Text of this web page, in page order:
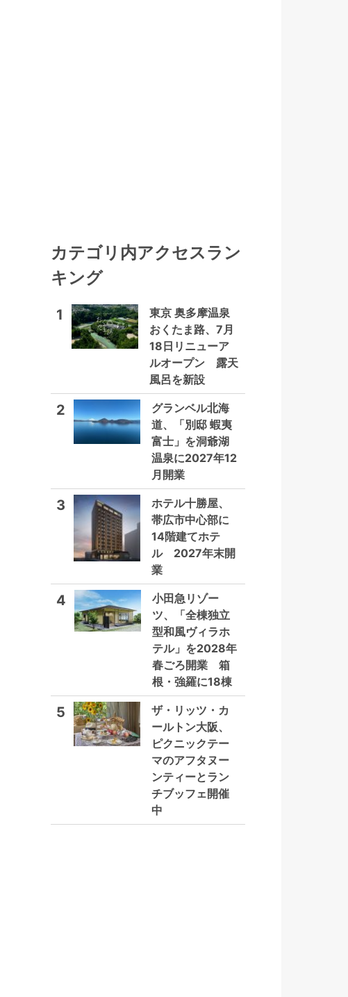
カテゴリ内アクセスラン
キング
1
東京 奥多摩温泉
おくたま路、7月
18日リニューア
ルオープン 露天
風呂を新設
2
グランベル北海
道、「別邸 蝦夷
富士」を洞爺湖
温泉に2027年12
月開業
3
ホテル十勝屋、
帯広市中心部に
14階建てホテ
ル 2027年末開
業
4
小田急リゾー
ツ、「全棟独立
型和風ヴィラホ
テル」を2028年
春ごろ開業 箱
根・強羅に18棟
5
ザ・リッツ・カ
ールトン大阪、
ピクニックテー
マのアフタヌー
ンティーとラン
チブッフェ開催
中